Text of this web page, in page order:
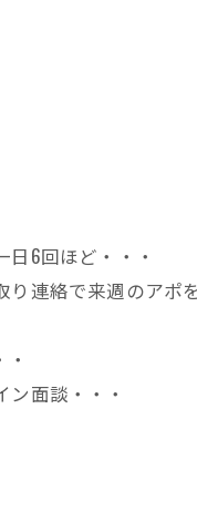
6回ほど・・・
連絡で来週のアポ
面談・・・